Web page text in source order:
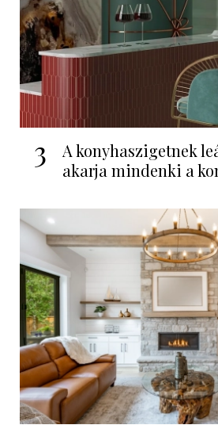
3
A konyhaszigetnek
akarja mindenki a